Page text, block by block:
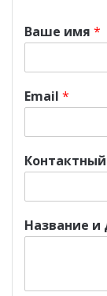
Ваше имя *
Email *
Название и